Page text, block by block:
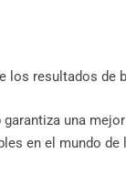
los resultados de
una
en el mundo